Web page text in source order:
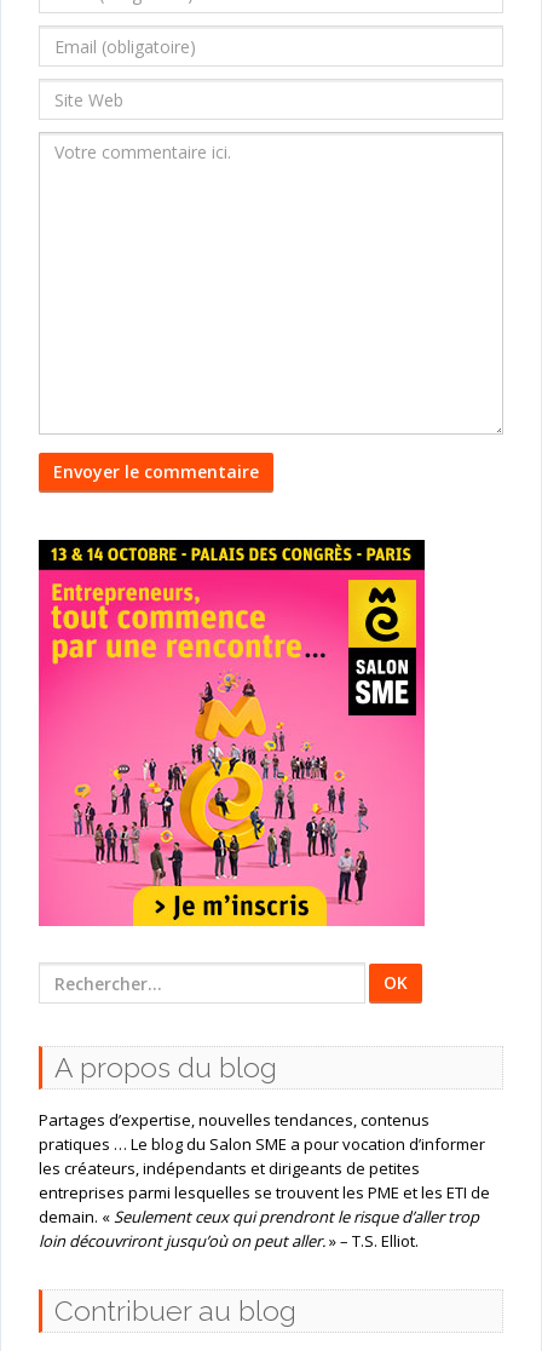
Rechercher
:
A propos du blog
Partages d’expertise, nouvelles tendances, contenus
pratiques … Le blog du Salon SME a pour vocation d’informer
les créateurs, indépendants et dirigeants de petites
entreprises parmi lesquelles se trouvent les PME et les ETI de
demain. «Seulement ceux qui prendront le risque d’aller trop
loin découvriront jusqu’où on peut aller.» – T.S. Elliot.
Contribuer au blog